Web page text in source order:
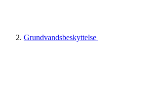
Grundvandsbeskyttelse